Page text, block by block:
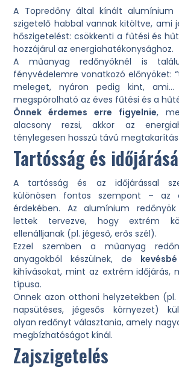
A Topredőny által kínált alumínium
szigetelő habbal vannak kitöltve, ami
hőszigetelést: csökkenti a fűtési és
hozzájárul az energiahatékonysághoz.
A műanyag redőnyöknél is
fényvédelemre vonatkozó előnyöket:
meleget, nyáron pedig kint,
megspórolható az éves fűtési és a
Önnek érdemes erre figyelnie,
alacsony rezsi, akkor az
ténylegesen hosszú távú
Tartósság és
A tartósság és az időjárással
különösen fontos szempont – az
érdekében. Az alumínium
lettek tervezve, hogy extrém
ellenálljanak (pl. jégeső, erős szél).
Ezzel szemben a műanyag
anyagokból készülnek, de kevésbé
kihívásokat, mint az extrém időjárás,
típusa.
Önnek azon otthoni helyzetekben (pl.
napsütéses, jégesős környezet)
olyan redőnyt választania, amely
megbízhatóságot kínál.
Zajszigetelés